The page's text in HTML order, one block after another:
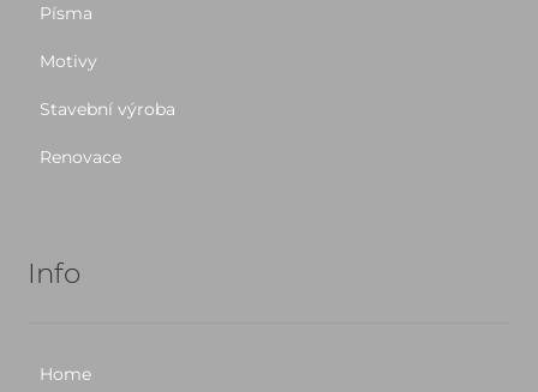
Písma
Motivy
Stavební výroba
Renovace
Info
Home